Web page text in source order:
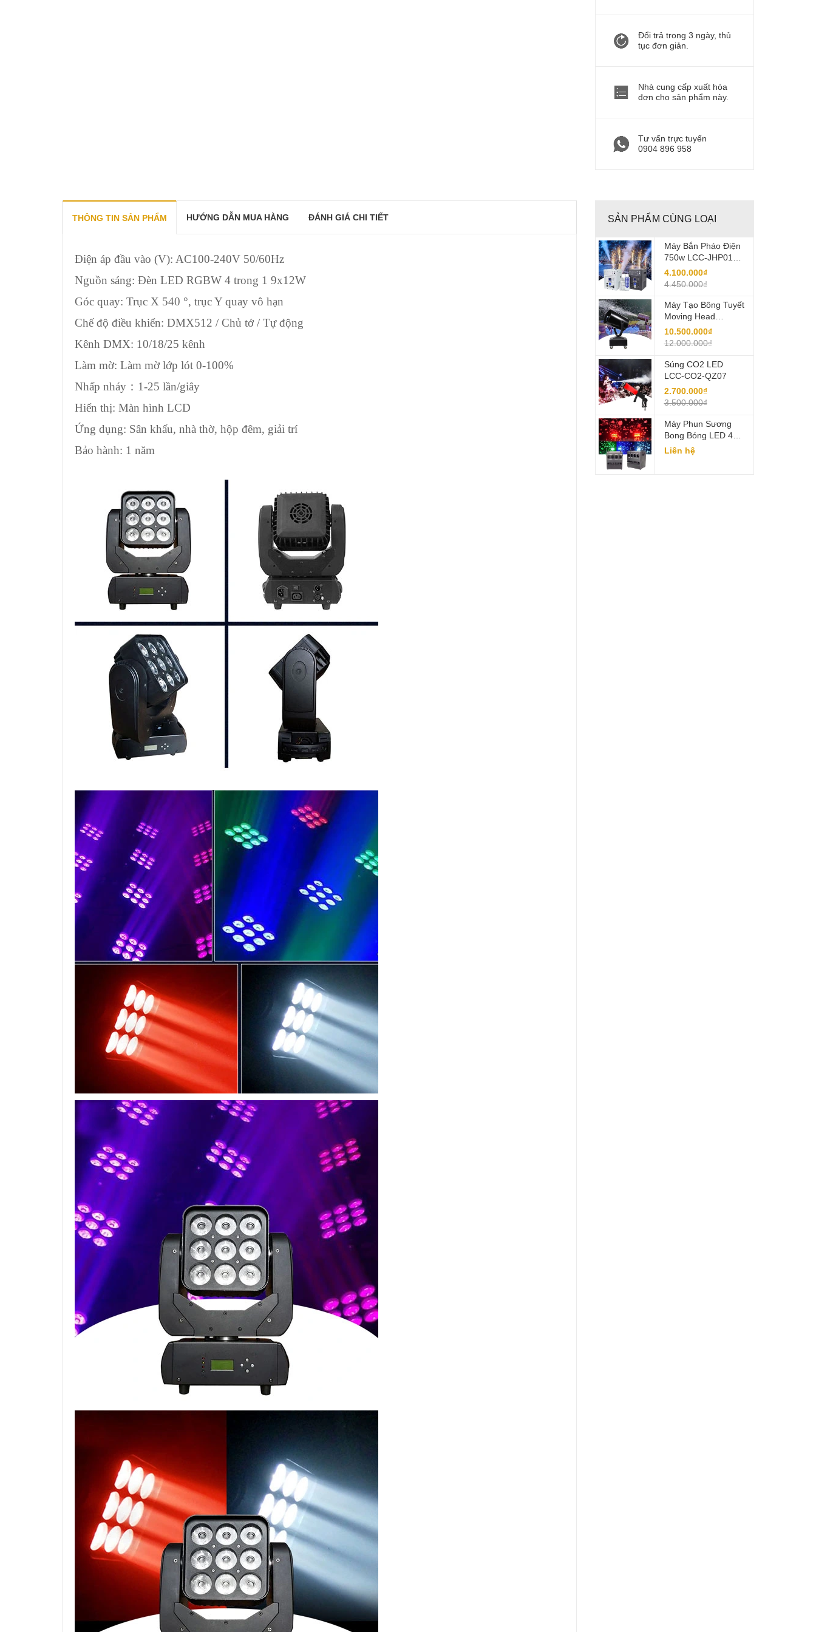
Đổi trả trong 3 ngày, thủ
tục đơn giản.
Nhà cung cấp xuất hóa
đơn cho sản phẩm này.
Tư vấn trực tuyến
0904 896 958
THÔNG TIN SẢN PHẨM HƯỚNG DẪN MUA HÀNG ĐÁNH GIÁ CHI TIẾT
Điện áp đầu vào (V): AC100-240V 50/60Hz
Nguồn sáng: Đèn LED RGBW 4 trong 1 9x12W
Góc quay: Trục X 540 °, trục Y quay vô hạn
Chế độ điều khiển: DMX512 / Chủ tớ / Tự động
Kênh DMX: 10/18/25 kênh
Làm mờ: Làm mờ lớp lót 0-100%
Nhấp nháy ： 1-25 lần/giây
Hiển thị: Màn hình LCD
Ứng dụng: Sân khấu, nhà thờ, hộp đêm, giải trí
Bảo hành: 1 năm
SẢN PHẨM CÙNG LOẠI
Máy Bắn Pháo Điện
750w LCC-JHP01
Dúng Cho Sân Khấu
Chuyên Nghiệp
4.100.000₫
4.450.000₫
Máy Tạo Bông Tuyết
Moving Head
3000W LCC-XHJ01
10.500.000₫
12.000.000₫
Súng CO2 LED
LCC-CO2-QZ07
2.700.000₫
3.500.000₫
Máy Phun Sương
Bong Bóng LED 4
Đầu LCC-YPJ01
Liên hệ